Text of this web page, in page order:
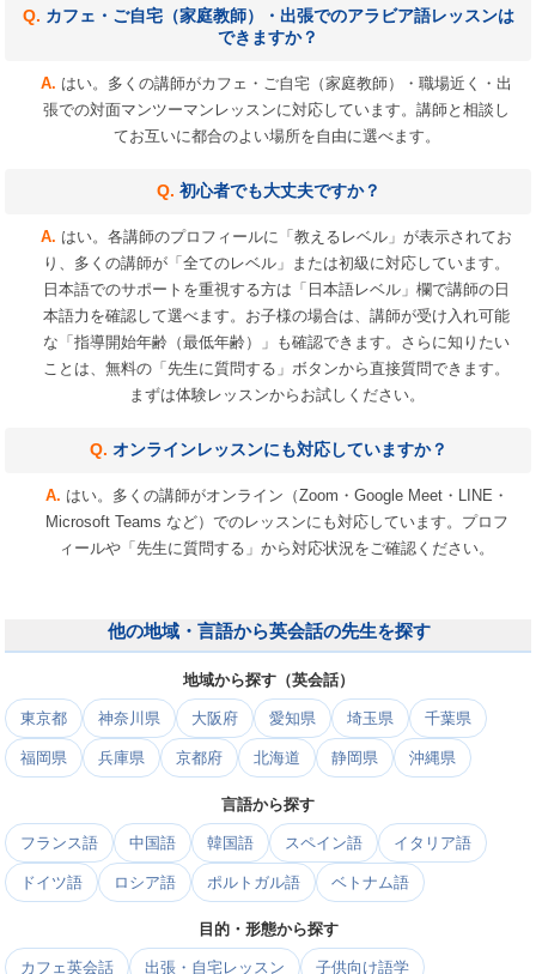
カフェ・ご自宅（家庭教師）・出張でのアラビア語レッスンは
できますか？
はい。多くの講師がカフェ・ご自宅（家庭教師）・職場近く・出
張での対面マンツーマンレッスンに対応しています。講師と相談し
てお互いに都合のよい場所を自由に選べます。
初心者でも大丈夫ですか？
はい。各講師のプロフィールに「教えるレベル」が表示されてお
り、多くの講師が「全てのレベル」または初級に対応しています。
日本語でのサポートを重視する方は「日本語レベル」欄で講師の日
本語力を確認して選べます。お子様の場合は、講師が受け入れ可能
な「指導開始年齢（最低年齢）」も確認できます。さらに知りたい
ことは、無料の「先生に質問する」ボタンから直接質問できます。
まずは体験レッスンからお試しください。
オンラインレッスンにも対応していますか？
はい。多くの講師がオンライン（Zoom・Google Meet・LINE・
Microsoft Teams など）でのレッスンにも対応しています。プロフ
ィールや「先生に質問する」から対応状況をご確認ください。
他の地域・言語から英会話の先生を探す
地域から探す（英会話）
東京都 神奈川県 大阪府 愛知県 埼玉県 千葉県
福岡県 兵庫県 京都府 北海道 静岡県 沖縄県
言語から探す
フランス語 中国語 韓国語 スペイン語 イタリア語
ドイツ語 ロシア語 ポルトガル語 ベトナム語
目的・形態から探す
カフェ英会話 出張・自宅レッスン 子供向け語学